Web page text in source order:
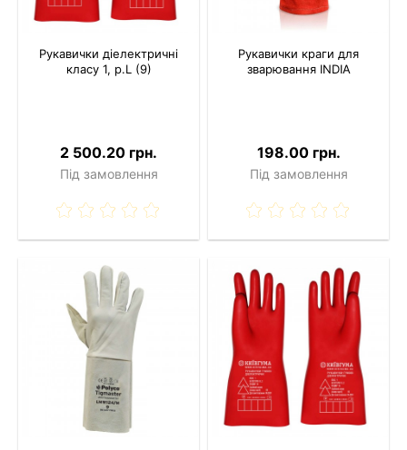
Рукавички діелектричні
класу 1, р.L (9)
2 500.20 грн.
Під замовлення
Рукавички краги для
зварювання INDIA
198.00 грн.
Під замовлення